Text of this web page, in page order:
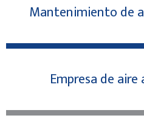
Mantenimiento de
Empresa de